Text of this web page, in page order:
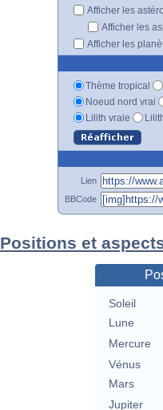
Afficher les
Afficher les
Afficher les
Thème tropical
Noeud nord vrai
Lilith vraie
Lien
BBCode
Positions et
Soleil
Lune
Mercure
Vénus
Mars
Jupiter